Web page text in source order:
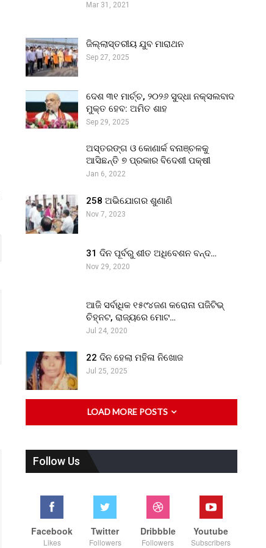
Mar 31, 2021
ଜିଲ୍ଲାସ୍ତରୀୟ ଯୁବ ମାରାଥନ
Sep 27, 2025
ଦେଶ ୩୧ ମାର୍ଚ୍ଚ, ୨୦୨୬ ସୁଦ୍ଧା ନକ୍ସଲବାଦ
ମୁକ୍ତ ହେବ: ଅମିତ ଶାହ
Sep 29, 2025
ଅସ୍ତରଙ୍ଗ ଓ କୋଣାର୍କ ବନାଞ୍ଚଳକୁ
ଆସିଛନ୍ତି ୭ ପ୍ରକାର ବିଦେଶୀ ପକ୍ଷୀ
Jan 6, 2022
258 ଅଭିଯୋଗର ଶୁଣାଣି
Nov 7, 2023
31 ଦିନ ପୂର୍ବରୁ ଶୀତ ଅଧିବେଶନ ବନ୍ଦ…
Nov 29, 2020
ଆଜି ସର୍ବାଧିକ ୧୫୯୪ଜଣ କରୋନା ପଜିଟିଭ୍
ଚିହ୍ନଟ, ରାଜ୍ୟରେ ମୋଟ…
Jul 24, 2020
22 ଦିନ ହେଲା ମହିଳା ନିଖୋଜ
Jul 25, 2025
LOAD MORE POSTS
Follow Us
Facebook
Likes
Twitter
Followers
Dribbble
Followers
Youtube
Subscribers